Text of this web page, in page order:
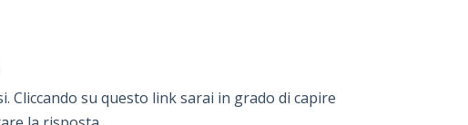
su questo link sarai in grado di capire